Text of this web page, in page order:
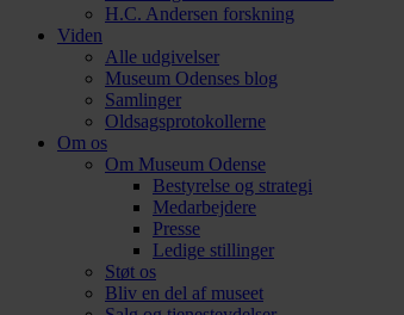
H.C. Andersen forskning
Viden
Alle udgivelser
Museum Odenses blog
Samlinger
Oldsagsprotokollerne
Om os
Om Museum Odense
Bestyrelse og strategi
Medarbejdere
Presse
Ledige stillinger
Støt os
Bliv en del af museet